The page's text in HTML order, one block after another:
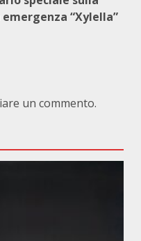
“Xylella”
un commento.